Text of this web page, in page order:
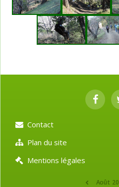
Contact
Plan du site
Mentions légales
Août